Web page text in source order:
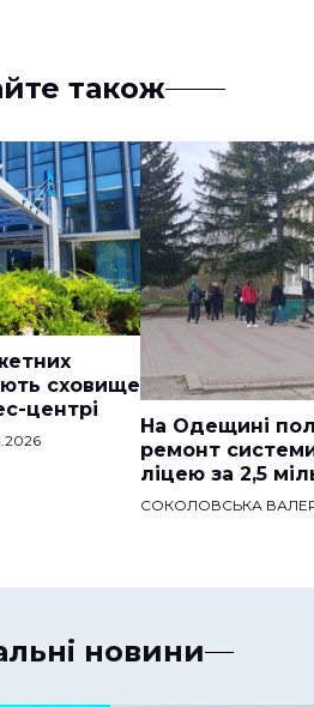
також
сховище
центрі
На Одещині
ремонт
ліцею за 2,5
СОКОЛОВСЬКА
новини